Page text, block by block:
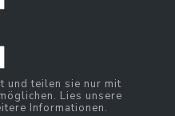
und teilen sie nur mit
Lies unsere
Informationen.